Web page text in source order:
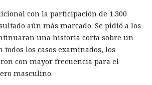
los hackers extorsionaban a las
dinero y amenazando con publicar lo
alrededor de 2,5 millones de
además, Muka chantajeó al menos a
reiterada, utilizando datos de un
con la participación de 1.300
aún más marcado. Se pidió a los
una historia corta sobre un
los casos examinados, los
con mayor frecuencia para el
masculino.